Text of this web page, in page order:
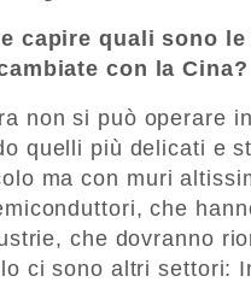
capire quali sono
con la Cina?
non si può operare
quelli più delicati e
ma con muri
che
che dovranno
ci sono altri settori: